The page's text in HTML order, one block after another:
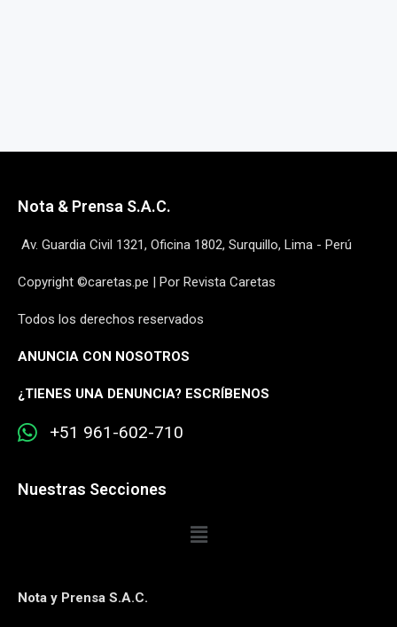
Nota & Prensa S.A.C.
Av. Guardia Civil 1321, Oficina 1802, Surquillo, Lima - Perú
Copyright ©caretas.pe | Por Revista Caretas
Todos los derechos reservados
ANUNCIA CON NOSOTROS
¿TIENES UNA DENUNCIA? ESCRÍBENOS
+51 961-602-710
Nuestras Secciones
Nota y Prensa S.A.C.